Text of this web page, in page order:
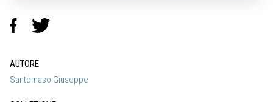
AUTORE
Santomaso Giuseppe